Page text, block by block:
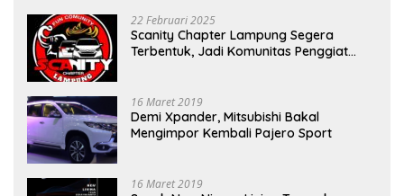
22 Februari 2025
Scanity Chapter Lampung Segera
Terbentuk, Jadi Komunitas Penggiat
16 Maret 2019
Demi Xpander, Mitsubishi Bakal
Mengimpor Kembali Pajero Sport
16 Maret 2019